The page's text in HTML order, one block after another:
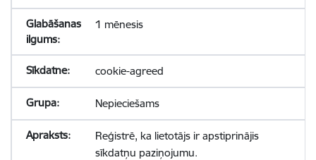
1 mēnesis
cookie-agreed
Nepieciešams
Reģistrē, ka lietotājs ir apstiprinājis
sīkdatņu paziņojumu.